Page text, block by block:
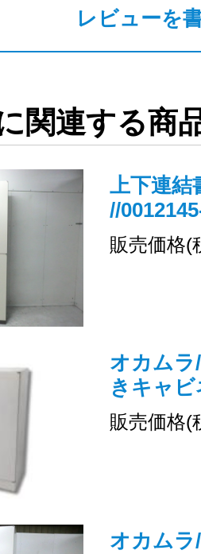
レビューを
関連する商
上下連結
//
販売価格(
オカムラ
きキャ
販売価格(
オカムラ